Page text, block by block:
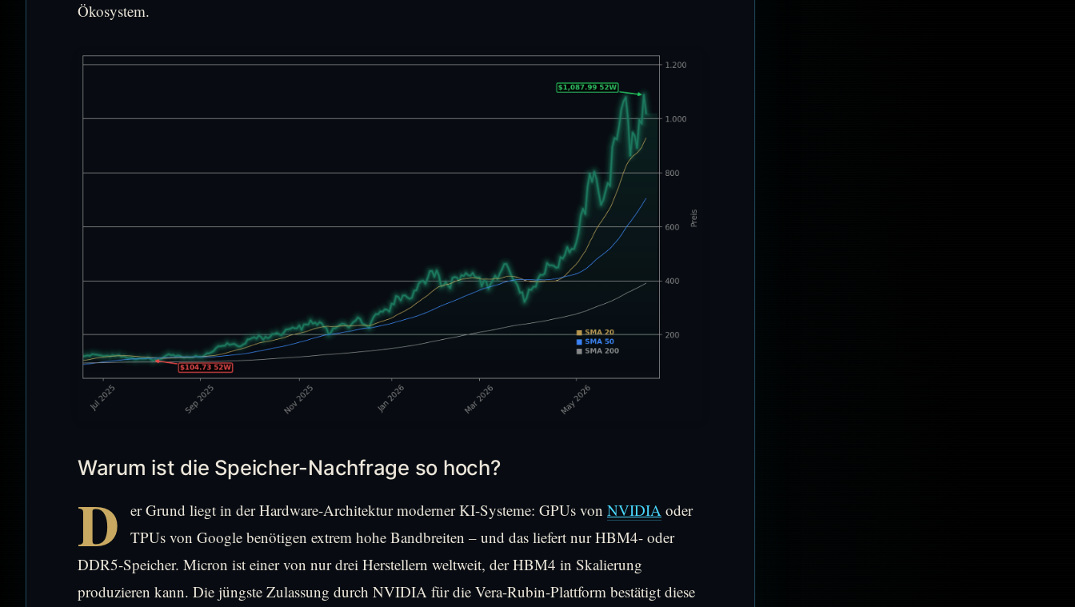
Ökosystem.
Warum ist die Speicher-Nachfrage so hoch?
D er Grund liegt in der Hardware-Architektur moderner KI-Systeme: GPUs von NVIDIA oder
TPUs von Google benötigen extrem hohe Bandbreiten – und das liefert nur HBM4- oder
DDR5-Speicher. Micron ist einer von nur drei Herstellern weltweit, der HBM4 in Skalierung
produzieren kann. Die jüngste Zulassung durch NVIDIA für die Vera-Rubin-Plattform bestätigt diese